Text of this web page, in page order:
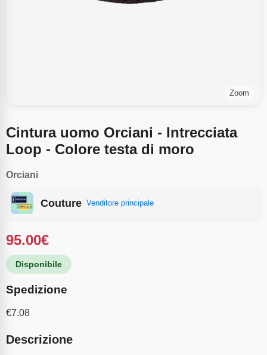
Zoom
Cintura uomo Orciani - Intrecciata
Loop - Colore testa di moro
Orciani
Couture Venditore principale
95.00€
Disponibile
Spedizione
€7.08
Descrizione